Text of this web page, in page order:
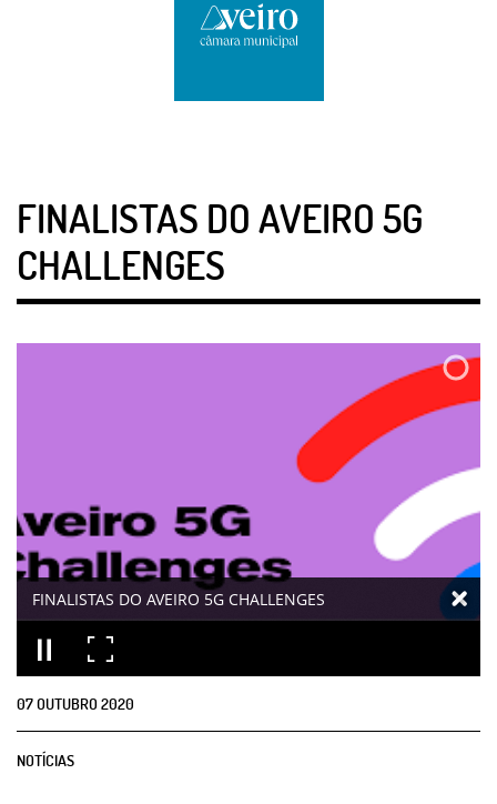
FINALISTAS DO AVEIRO 5G
CHALLENGES
FINALISTAS DO AVEIRO 5G CHALLENGES
07OUTUBRO2020
NOTÍCIAS